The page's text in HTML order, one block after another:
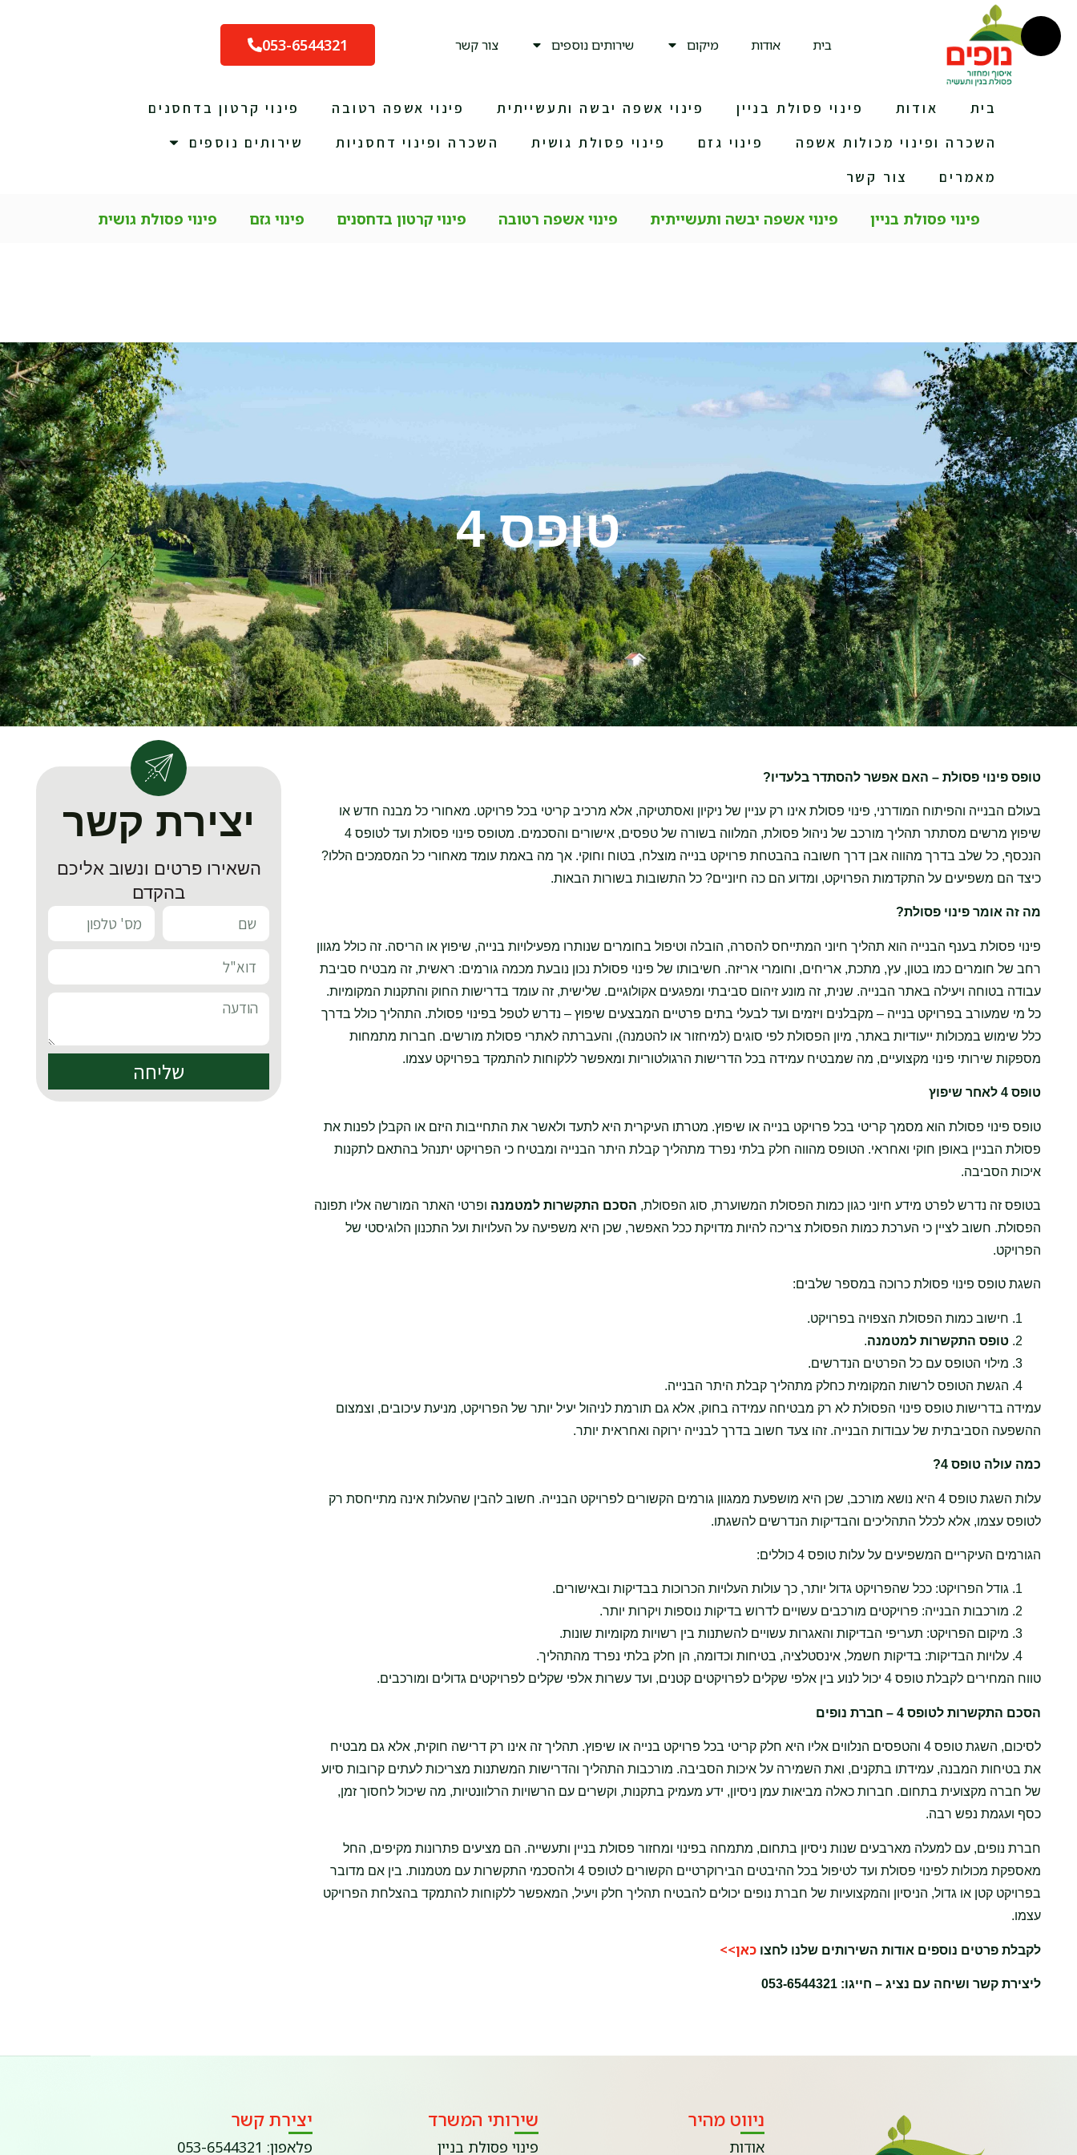
בית אודות מיקום שירותים נוספים צור קשר 053-6544321
בית אודות פינוי פסולת בניין פינוי אשפה יבשה ותעשייתית פינוי אשפה רטובה
פינוי קרטון בדחסנים
השכרה ופינוי מכולות אשפה
פינוי גזם פינוי פסולת גושית השכרה ופינוי דחסניות
שירותים נוספים
מאמרים
צור קשר
פינוי פסולת בניין פינוי אשפה יבשה ותעשייתית פינוי אשפה רטובה פינוי קרטון בדחסנים פינוי גזם פינוי פסולת גושית
טופס 4
טופס פינוי פסולת – האם אפשר להסתדר בלעדיו?
בעולם הבנייה והפיתוח המודרני, פינוי פסולת אינו רק עניין של ניקיון ואסתטיקה, אלא מרכיב קריטי בכל פרויקט. מאחורי כל מבנה חדש או
שיפוץ מרשים מסתתר תהליך מורכב של ניהול פסולת, המלווה בשורה של טפסים, אישורים והסכמים. מטופס פינוי פסולת ועד לטופס 4
הנכסף, כל שלב בדרך מהווה אבן דרך חשובה בהבטחת פרויקט בנייה מוצלח, בטוח וחוקי. אך מה באמת עומד מאחורי כל המסמכים הללו?
כיצד הם משפיעים על התקדמות הפרויקט, ומדוע הם כה חיוניים? כל התשובות בשורות הבאות.
מה זה אומר פינוי פסולת?
פינוי פסולת בענף הבנייה הוא תהליך חיוני המתייחס להסרה, הובלה וטיפול בחומרים שנותרו מפעילויות בנייה, שיפוץ או הריסה. זה כולל מגוון
רחב של חומרים כמו בטון, עץ, מתכת, אריחים, וחומרי אריזה. חשיבותו של פינוי פסולת נכון נובעת מכמה גורמים: ראשית, זה מבטיח סביבת
עבודה בטוחה ויעילה באתר הבנייה. שנית, זה מונע זיהום סביבתי ומפגעים אקולוגיים. שלישית, זה עומד בדרישות החוק והתקנות המקומיות.
כל מי שמעורב בפרויקט בנייה – מקבלנים ויזמים ועד לבעלי בתים פרטיים המבצעים שיפוץ – נדרש לטפל בפינוי פסולת. התהליך כולל בדרך
כלל שימוש במכולות ייעודיות באתר, מיון הפסולת לפי סוגים (למיחזור או להטמנה), והעברתה לאתרי פסולת מורשים. חברות מתמחות
מספקות שירותי פינוי מקצועיים, מה שמבטיח עמידה בכל הדרישות הרגולטוריות ומאפשר ללקוחות להתמקד בפרויקט עצמו.
טופס 4 לאחר שיפוץ
טופס פינוי פסולת הוא מסמך קריטי בכל פרויקט בנייה או שיפוץ. מטרתו העיקרית היא לתעד ולאשר את התחייבות היזם או הקבלן לפנות את
פסולת הבניין באופן חוקי ואחראי. הטופס מהווה חלק בלתי נפרד מתהליך קבלת היתר הבנייה ומבטיח כי הפרויקט יתנהל בהתאם לתקנות
איכות הסביבה.
בטופס זה נדרש לפרט מידע חיוני כגון כמות הפסולת המשוערת, סוג הפסולת, הסכם התקשרות למטמנה ופרטי האתר המורשה אליו תפונה
הפסולת. חשוב לציין כי הערכת כמות הפסולת צריכה להיות מדויקת ככל האפשר, שכן היא משפיעה על העלויות ועל התכנון הלוגיסטי של
הפרויקט.
השגת טופס פינוי פסולת כרוכה במספר שלבים:
חישוב כמות הפסולת הצפויה בפרויקט.
טופס התקשרות למטמנה.
מילוי הטופס עם כל הפרטים הנדרשים.
הגשת הטופס לרשות המקומית כחלק מתהליך קבלת היתר הבנייה.
עמידה בדרישות טופס פינוי הפסולת לא רק מבטיחה עמידה בחוק, אלא גם תורמת לניהול יעיל יותר של הפרויקט, מניעת עיכובים, וצמצום
ההשפעה הסביבתית של עבודות הבנייה. זהו צעד חשוב בדרך לבנייה ירוקה ואחראית יותר.
כמה עולה טופס 4 ?
עלות השגת טופס 4 היא נושא מורכב, שכן היא מושפעת ממגוון גורמים הקשורים לפרויקט הבנייה. חשוב להבין שהעלות אינה מתייחסת רק
לטופס עצמו, אלא לכלל התהליכים והבדיקות הנדרשים להשגתו.
הגורמים העיקריים המשפיעים על עלות טופס 4 כוללים:
גודל הפרויקט: ככל שהפרויקט גדול יותר, כך עולות העלויות הכרוכות בבדיקות ובאישורים.
מורכבות הבנייה: פרויקטים מורכבים עשויים לדרוש בדיקות נוספות ויקרות יותר.
מיקום הפרויקט: תעריפי הבדיקות והאגרות עשויים להשתנות בין רשויות מקומיות שונות.
עלויות הבדיקות: בדיקות חשמל, אינסטלציה, בטיחות וכדומה, הן חלק בלתי נפרד מהתהליך.
טווח המחירים לקבלת טופס 4 יכול לנוע בין אלפי שקלים לפרויקטים קטנים, ועד עשרות אלפי שקלים לפרויקטים גדולים ומורכבים.
הסכם התקשרות לטופס 4 – חברת נופים
לסיכום, השגת טופס 4 והטפסים הנלווים אליו היא חלק קריטי בכל פרויקט בנייה או שיפוץ. תהליך זה אינו רק דרישה חוקית, אלא גם מבטיח
את בטיחות המבנה, עמידתו בתקנים, ואת השמירה על איכות הסביבה. מורכבות התהליך והדרישות המשתנות מצריכות לעתים קרובות סיוע
של חברה מקצועית בתחום. חברות כאלה מביאות עמן ניסיון, ידע מעמיק בתקנות, וקשרים עם הרשויות הרלוונטיות, מה שיכול לחסוך זמן,
כסף ועגמת נפש רבה.
חברת נופים, עם למעלה מארבעים שנות ניסיון בתחום, מתמחה בפינוי ומחזור פסולת בניין ותעשייה. הם מציעים פתרונות מקיפים, החל
מאספקת מכולות לפינוי פסולת ועד לטיפול בכל ההיבטים הבירוקרטיים הקשורים לטופס 4 ולהסכמי התקשרות עם מטמנות. בין אם מדובר
בפרויקט קטן או גדול, הניסיון והמקצועיות של חברת נופים יכולים להבטיח תהליך חלק ויעיל, המאפשר ללקוחות להתמקד בהצלחת הפרויקט
עצמו.
לקבלת פרטים נוספים אודות השירותים שלנו לחצו כאן>>
ליצירת קשר ושיחה עם נציג – חייגו: 053-6544321
יצירת קשר
השאירו פרטים ונשוב אליכם
בהקדם
שליחה
ניווט מהיר
אודות
שירותי המשרד
פינוי פסולת בניין
יצירת קשר
פלאפון: 053-6544321